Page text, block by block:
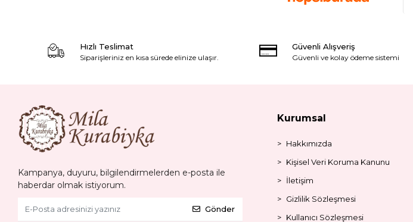
Hızlı Teslimat
Siparişleriniz en kısa sürede elinize ulaşır.
Güvenli Alışveriş
Güvenli ve kolay ödeme sistemi
Kampanya, duyuru, bilgilendirmelerden e-posta ile
haberdar olmak istiyorum.
Gönder
Kurumsal
Hakkımızda
Kişisel Veri Koruma Kanunu
İletişim
Gizlilik Sözleşmesi
Kullanıcı Sözleşmesi